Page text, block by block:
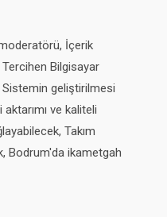
İçerik
Bilgisayar
Sistemin geliştirilmesi
ve kaliteli
Takım
Bodrum'da ikametgah